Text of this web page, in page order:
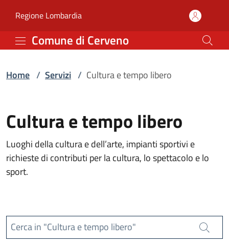
Servizi | Comune di
Regione Lombardia(apre in un'altra scheda).
Comune di Cerveno
Home / Servizi / Cultura e tempo libero
Cultura e tempo libero
Luoghi della cultura e dell’arte, impianti sportivi e
richieste di contributi per la cultura, lo spettacolo e lo
sport.
Cerca in "Cultura e tempo libero"
Cerca